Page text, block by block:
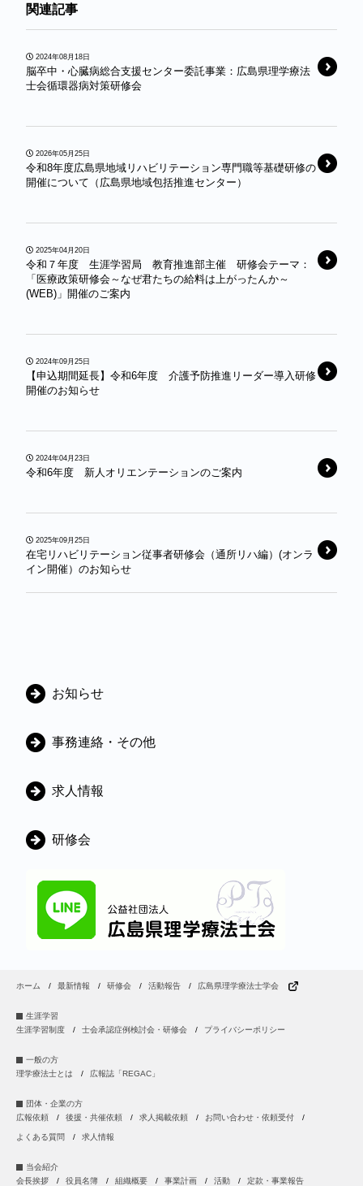
関連記事
2024年08月18日
脳卒中・心臓病総合支援センター委託事業：広島県理学療法
士会循環器病対策研修会
2026年05月25日
令和8年度広島県地域リハビリテーション専門職等基礎研修の
開催について（広島県地域包括推進センター）
2025年04月20日
令和７年度 生涯学習局 教育推進部主催 研修会テーマ：
「医療政策研修会～なぜ君たちの給料は上がったんか～
(WEB)」開催のご案内
2024年09月25日
【申込期間延長】令和6年度 介護予防推進リーダー導入研修
開催のお知らせ
2024年04月23日
令和6年度 新人オリエンテーションのご案内
2025年09月25日
在宅リハビリテーション従事者研修会（通所リハ編）(オンラ
イン開催）のお知らせ
カ
ゴ
ー
お知らせ
事務連絡・その他
求人情報
研修会
ホーム 最新情報 研修会 活動報告 広島県理学療法士学会
生涯学習
生涯学習制度
士会承認症例検討会・研修会 プライバシーポリシー
一般の方
理学療法士とは
広報誌「REGAC」
団体・企業の方
広報依頼
後援・共催依頼 求人掲載依頼 お問い合わせ・依頼受付
よくある質問 求人情報
当会紹介
会長挨拶
役員名簿 組織概要 事業計画 活動 定款・事業報告